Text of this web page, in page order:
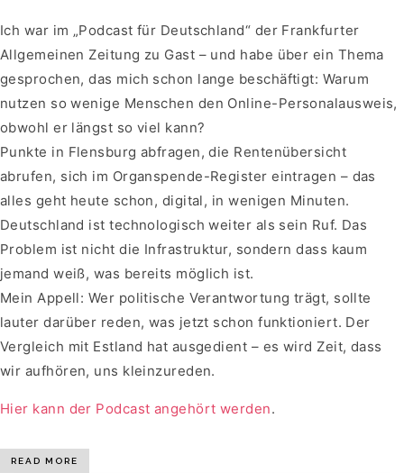
Ich war im „Podcast für Deutschland“ der Frankfurter
Allgemeinen Zeitung zu Gast – und habe über ein Thema
gesprochen, das mich schon lange beschäftigt: Warum
nutzen so wenige Menschen den Online-Personalausweis,
obwohl er längst so viel kann?
Punkte in Flensburg abfragen, die Rentenübersicht
abrufen, sich im Organspende-Register eintragen – das
alles geht heute schon, digital, in wenigen Minuten.
Deutschland ist technologisch weiter als sein Ruf. Das
Problem ist nicht die Infrastruktur, sondern dass kaum
jemand weiß, was bereits möglich ist.
Mein Appell: Wer politische Verantwortung trägt, sollte
lauter darüber reden, was jetzt schon funktioniert. Der
Vergleich mit Estland hat ausgedient – es wird Zeit, dass
wir aufhören, uns kleinzureden.
Hier kann der Podcast angehört werden.
READ MORE